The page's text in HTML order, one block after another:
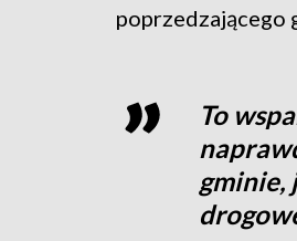
poprzedzającego
To
gminie,